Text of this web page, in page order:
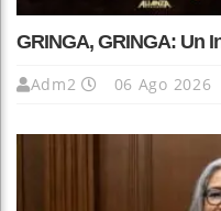
GRINGA, GRINGA: Un
Adm2 06 Ago 2026